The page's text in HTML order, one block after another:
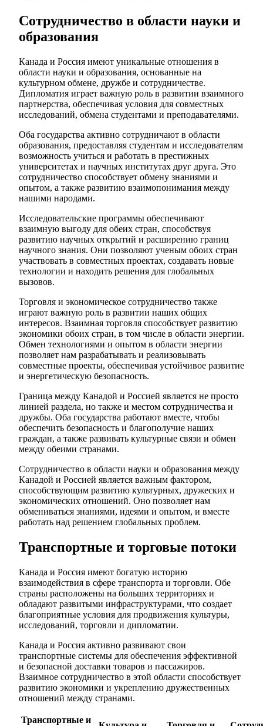
Сотрудничество в области науки и
образования
Канада и Россия имеют уникальные отношения в
области науки и образования, основанные на
культурном обмене, дружбе и сотрудничестве.
Дипломатия играет важную роль в развитии взаимного
партнерства, обеспечивая условия для совместных
исследований, обмена студентами и преподавателями.
Оба государства активно сотрудничают в области
образования, предоставляя студентам и исследователям
возможность учиться и работать в престижных
университетах и научных институтах друг друга. Это
сотрудничество способствует обмену знаниями и
опытом, а также развитию взаимопонимания между
нашими народами.
Исследовательские программы обеспечивают
взаимную выгоду для обеих стран, способствуя
развитию научных открытий и расширению границ
научного знания. Они позволяют ученым обоих стран
участвовать в совместных проектах, создавать новые
технологии и находить решения для глобальных
вызовов.
Торговля и экономическое сотрудничество также
играют важную роль в развитии наших общих
интересов. Взаимная торговля способствует развитию
экономики обоих стран, в том числе в области энергии.
Обмен технологиями и опытом в области энергии
позволяет нам разрабатывать и реализовывать
совместные проекты, обеспечивая устойчивое развитие
и энергетическую безопасность.
Граница между Канадой и Россией является не просто
линией раздела, но также и местом сотрудничества и
дружбы. Оба государства работают вместе, чтобы
обеспечить безопасность и благополучие наших
граждан, а также развивать культурные связи и обмен
между обеими странами.
Сотрудничество в области науки и образования между
Канадой и Россией является важным фактором,
способствующим развитию культурных, дружеских и
экономических отношений. Оно позволяет нам
обмениваться знаниями, идеями и опытом, и вместе
работать над решением глобальных проблем.
Транспортные и торговые потоки
Канада и Россия имеют богатую историю
взаимодействия в сфере транспорта и торговли. Обе
страны расположены на больших территориях и
обладают развитыми инфраструктурами, что создает
благоприятные условия для продвижения культуры,
исследований, торговли и дипломатии.
Канада и Россия активно развивают свои
транспортные системы для обеспечения эффективной
и безопасной доставки товаров и пассажиров.
Взаимное сотрудничество в этой области способствует
развитию экономики и укреплению дружественных
отношений между странами.
Транспортные и